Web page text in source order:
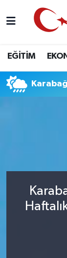
EĞİTİM